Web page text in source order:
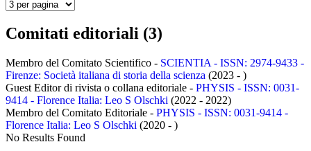
Comitati editoriali (3)
Membro del Comitato Scientifico - SCIENTIA - ISSN: 2974-9433 -
Firenze: Società italiana di storia della scienza (2023 - )
Guest Editor di rivista o collana editoriale - PHYSIS - ISSN: 0031-
9414 - Florence Italia: Leo S Olschki (2022 - 2022)
Membro del Comitato Editoriale - PHYSIS - ISSN: 0031-9414 -
Florence Italia: Leo S Olschki (2020 - )
No Results Found